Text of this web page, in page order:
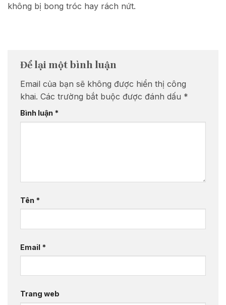
không bị bong tróc hay rách nứt.
Để lại một bình luận
Email của bạn sẽ không được hiển thị công
khai. Các trường bắt buộc được đánh dấu *
Bình luận *
Tên *
Email *
Trang web